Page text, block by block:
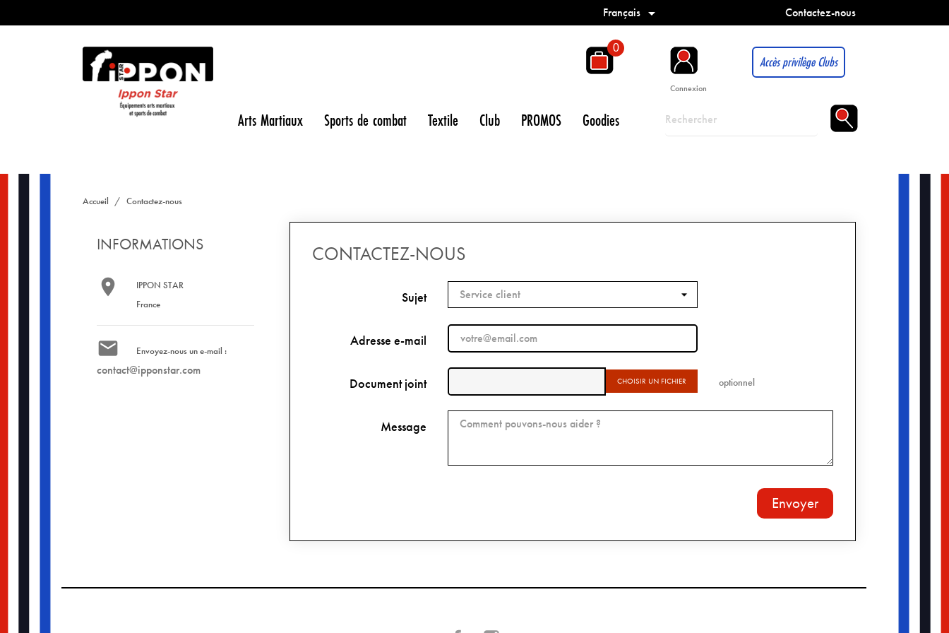
Contactez-nous
Français 
Connexion
Accès privilège Clubs
0
Arts Martiaux Sports de combat Textile Club PROMOS Goodies
Accueil Contactez-nous
INFORMATIONS

IPPON STAR
France
 Envoyez-nous un e-mail :
contact@ipponstar.com
CONTACTEZ-NOUS
Sujet
Adresse e-mail
Document joint CHOISIR UN FICHIER optionnel
Message